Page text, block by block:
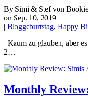
By Simi & Stef von
on Sep. 10, 2019
| Bloggeburtstag, Happy
Kaum zu glauben, aber
2…
Monthly